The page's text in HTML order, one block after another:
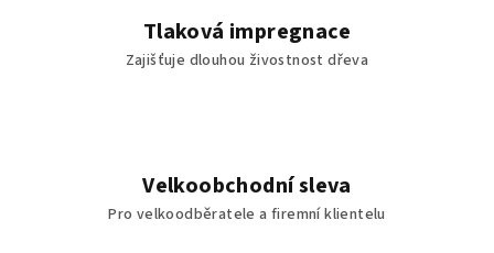
Tlaková impregnace
Zajišťuje dlouhou živostnost dřeva
Velkoobchodní sleva
Pro velkoodběratele a firemní klientelu